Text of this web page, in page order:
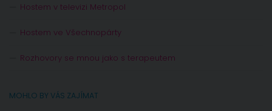
Hostem v televizi Metropol
Hostem ve Všechnopárty
Rozhovory se mnou jako s terapeutem
MOHLO BY VÁS ZAJÍMAT